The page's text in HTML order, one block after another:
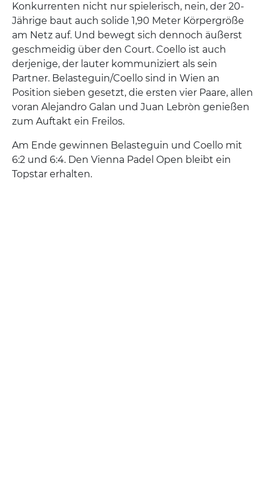
Konkurrenten nicht nur spielerisch, nein, der 20-
Jährige baut auch solide 1,90 Meter Körpergröße
am Netz auf. Und bewegt sich dennoch äußerst
geschmeidig über den Court. Coello ist auch
derjenige, der lauter kommuniziert als sein
Partner. Belasteguin/Coello sind in Wien an
Position sieben gesetzt, die ersten vier Paare, allen
voran Alejandro Galan und Juan Lebròn genießen
zum Auftakt ein Freilos.
Am Ende gewinnen Belasteguin und Coello mit
6:2 und 6:4. Den Vienna Padel Open bleibt ein
Topstar erhalten.